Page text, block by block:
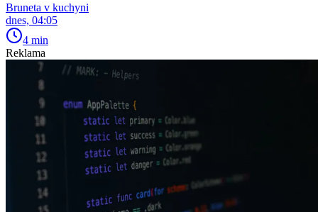
Bruneta v kuchyni
dnes, 04:05
4 min
Reklama